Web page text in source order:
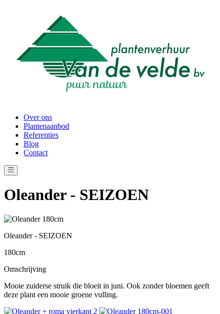
Over ons
Plantenaanbod
Referenties
Blog
Contact
Oleander - SEIZOEN
Oleander - SEIZOEN
180cm
Omschrijving
Mooie zuiderse struik die bloeit in juni. Ook zonder bloemen geeft
deze plant een mooie groene vulling.